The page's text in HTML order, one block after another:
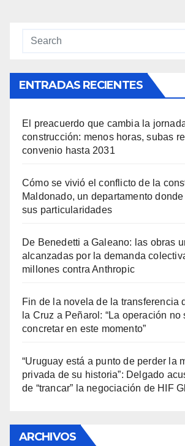
ENTRADAS RECIENTES
El preacuerdo que cambia la
construcción: menos horas, subas
convenio hasta 2031
Cómo se vivió el conflicto de la
Maldonado, un departamento
sus particularidades
De Benedetti a Galeano: las obras
alcanzadas por la demanda
millones contra Anthropic
Fin de la novela de la transferencia
la Cruz a Peñarol: “La operación no
concretar en este momento”
“Uruguay está a punto de perder la
privada de su historia”: Delgado
de “trancar” la negociación de HIF
ARCHIVOS